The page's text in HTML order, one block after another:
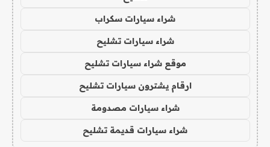
شراء سيارات سكراب
شراء سيارات تشليح
موقع شراء سيارات تشليح
ارقام يشترون سيارات تشليح
شراء سيارات مصدومة
شراء سيارات قديمة تشليح